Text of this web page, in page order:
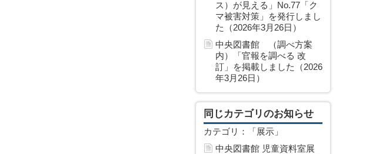
ス）が見える」No.77「ク
マ被害対策」を発行しまし
た（2026年3月26日）
中央図書館 （調べ方案
内）「官報を調べる 改
訂」を掲載しました（2026
年3月26日）
同じカテゴリのお知らせ
カテゴリ：「展示」
中央図書館 児童資料室展